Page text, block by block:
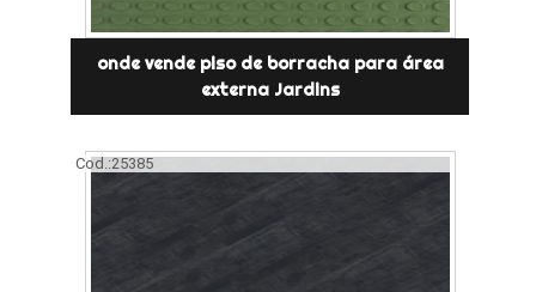
onde vende piso de borracha para área
externa Jardins
Cod.:25385